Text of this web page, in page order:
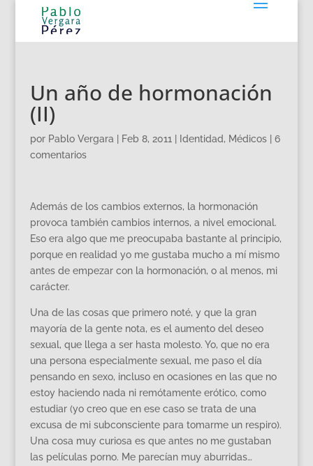
Un año de hormonación
(II)
por Pablo Vergara Feb 8, 2011 Identidad, Médicos| 6
comentarios
Además de los cambios externos, la hormonación
provoca también cambios internos, a nivel emocional.
Eso era algo que me preocupaba bastante al principio,
porque en realidad yo me gustaba mucho a mí mismo
antes de empezar con la hormonación, o al menos, mi
carácter.
Una de las cosas que primero noté, y que la gran
mayoría de la gente nota, es el aumento del deseo
sexual, que llega a ser hasta molesto. Yo, que no era
una persona especialmente sexual, me paso el día
pensando en sexo, incluso en ocasiones en las que no
estoy haciendo nada ni remótamente erótico, como
estudiar (yo creo que en ese caso se trata de una
excusa de mi subconsciente para tomarme un respiro).
Una cosa muy curiosa es que antes no me gustaban
las películas porno. Me parecían muy aburridas…